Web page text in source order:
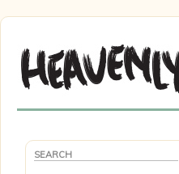
SEARCH